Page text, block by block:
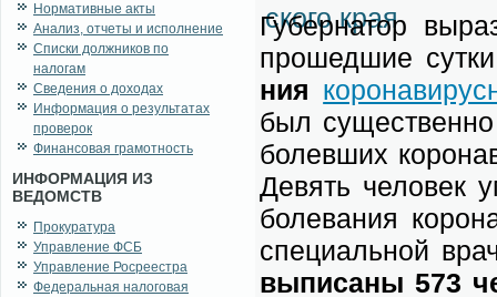
Нормативные акты
Анализ, отчеты и исполнение
Списки должников по
налогам
Сведения о доходах
Информация о результатах
проверок
Финансовая грамотность
ИНФОРМАЦИЯ ИЗ
ВЕДОМСТВ
Прокуратура
Управление ФСБ
Управление Росреестра
Федеральная налоговая
Гу­бер­на­тор
про­шед­шие
ния
был
болев­ших
Де­вять че­ло­век
боле­ва­ния
спе­ци­аль­ной
вы­пи­са­ны 573